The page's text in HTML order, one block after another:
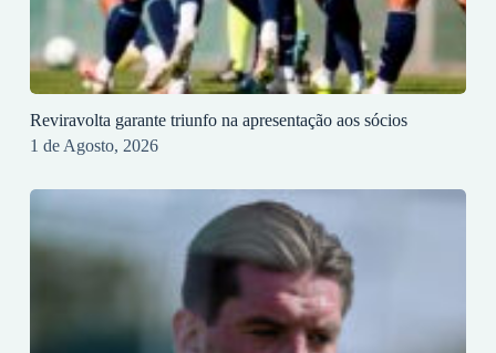
Reviravolta garante triunfo na apresentação aos sócios
1 de Agosto, 2026